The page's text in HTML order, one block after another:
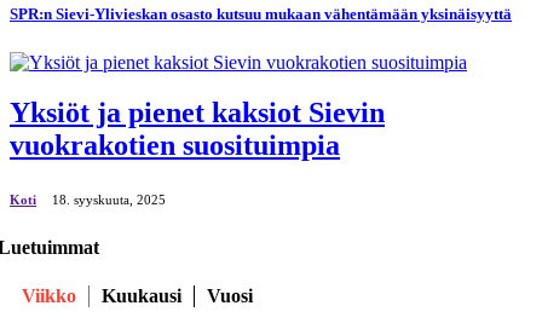
SPR:n Sievi-Ylivieskan osasto kutsuu mukaan vähentämään yksinäisyyttä
Yksiöt ja pienet kaksiot Sievin
vuokrakotien suosituimpia
Koti 18. syyskuuta, 2025
Viikko Kuukausi Vuosi